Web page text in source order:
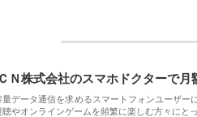
Ｎ株式会社のスマホドクターで
量データ通信を求めるスマートフォンユーザー
聴やオンラインゲームを頻繁に楽しむ方々にと